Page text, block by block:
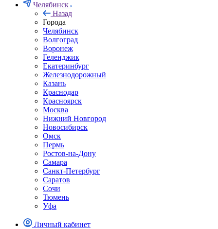
Челябинск
Назад
Города
Челябинск
Волгоград
Воронеж
Геленджик
Екатеринбург
Железнодорожный
Казань
Краснодар
Красноярск
Москва
Нижний Новгород
Новосибирск
Омск
Пермь
Ростов-на-Дону
Самара
Санкт-Петербург
Саратов
Сочи
Тюмень
Уфа
Личный кабинет